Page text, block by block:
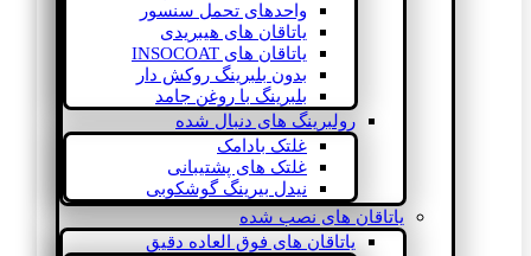
واحدهای تحمل سنسور
یاتاقان های هیبریدی
یاتاقان های INSOCOAT
بدون بلبرینگ روکش دار
بلبرینگ با روغن جامد
رولبرینگ های دنبال شده
غلتک بادامک
غلتک های پشتیبانی
نیدل بیرینگ گوشکوبی
یاتاقان های نصب شده
یاتاقان های فوق العاده دقیق